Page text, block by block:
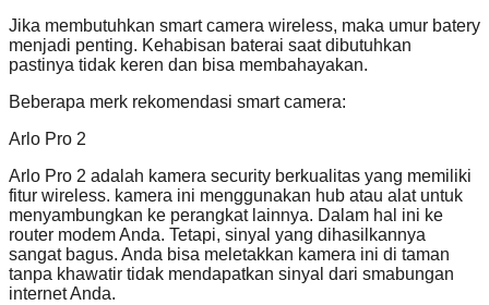
Jika membutuhkan smart camera wireless, maka umur batery
menjadi penting. Kehabisan baterai saat dibutuhkan
pastinya tidak keren dan bisa membahayakan.
Beberapa merk rekomendasi smart camera:
Arlo Pro 2
Arlo Pro 2 adalah kamera security berkualitas yang memiliki
fitur wireless. kamera ini menggunakan hub atau alat untuk
menyambungkan ke perangkat lainnya. Dalam hal ini ke
router modem Anda. Tetapi, sinyal yang dihasilkannya
sangat bagus. Anda bisa meletakkan kamera ini di taman
tanpa khawatir tidak mendapatkan sinyal dari smabungan
internet Anda.